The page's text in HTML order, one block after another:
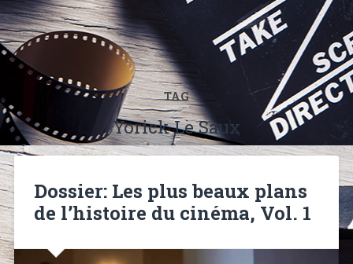
TAG
Yorick Le Saux
Dossier: Les plus beaux plans
de l’histoire du cinéma, Vol. 1